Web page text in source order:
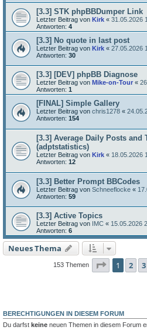
[3.3] STK phpBBDumper Link
Letzter Beitrag von Kirk « 31.05.2026
Antworten: 4
[3.3] No quote in last post
Letzter Beitrag von Kirk « 27.05.2026
Antworten: 30
[3.3] [DEV] phpBB Diagnose
Letzter Beitrag von Mike-on-Tour «
Antworten: 1
[FINAL] Simple Gallery
Letzter Beitrag von chris1278 «
Antworten: 154
[3.3] Average Daily Posts and
(adptstatistics)
Letzter Beitrag von Kirk « 18.05.2026
Antworten: 12
[3.3] Better Prompt BBCodes
Letzter Beitrag von Schneeflocke «
Antworten: 59
[3.3] Active Topics
Letzter Beitrag von IMC « 15.05.2026
Antworten: 6
Neues Thema
153 Themen Seite 1von
1 2 3
BERECHTIGUNGEN IN DIESEM FORUM
Du darfst keine neuen Themen in diesem Forum